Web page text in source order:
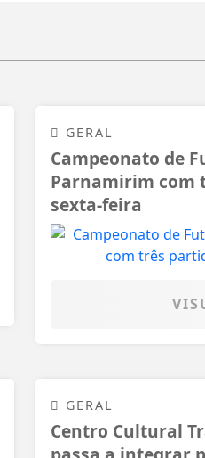
GERAL
Campeonato de
Parnamirim com
sexta-feira
GERAL
Centro Cultural